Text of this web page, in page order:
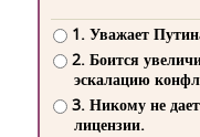
1. Уважает
2. Боится
эскалацию
3. Никому не
лицензии.